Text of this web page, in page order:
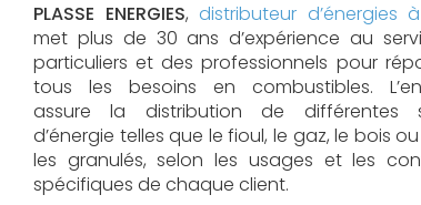
PLASSE ENERGIES,distributeur d’énergies
met plus de 30 ans d’expérience au
particuliers et des professionnels pour
tous les besoins en combustibles.
assure la distribution de différentes
d’énergie telles que le fioul, le gaz, le bois
les granulés, selon les usages et les
spécifiques de chaque client.